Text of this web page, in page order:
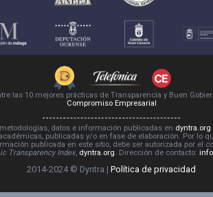
las 10 mejores prácticas de Transparencia y Buen
Compromiso Empresarial
metodologías, datos e información publicadas en dyntra.org
publicadas y/o en fase de elaboración. Por lo
publicada en este sitio, debe ser autorizada por el
Transparency Index, dyntra.org. Dirección de contacto:
2014-2024 © Dyntra | Política de privacidad